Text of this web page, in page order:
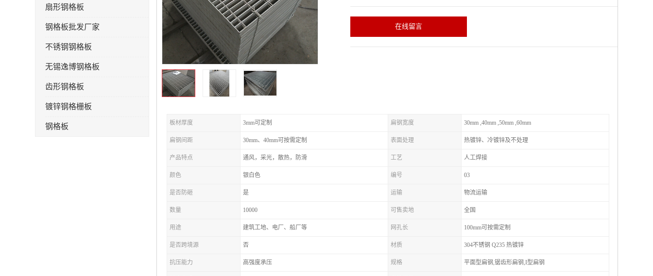
扇形钢格板
钢格板批发厂家
不锈钢钢格板
无锡逸博钢格板
齿形钢格板
镀锌钢格栅板
钢格板
在线留言
板材厚度 3mm可定制 扁钢宽度 30mm ,40mm ,50mm ,60mm
扁钢间距 30mm、40mm可按需定制 表面处理 热镀锌、冷镀锌及不处理
产品特点 通风，采光，散热，防滑 工艺 人工焊接
颜色 银白色 编号 03
是否防砸 是 运输 物流运输
数量 10000 可售卖地 全国
用途 建筑工地、电厂、船厂等 网孔长 100mm可按需定制
是否跨境源 否 材质 304不锈钢 Q235 热镀锌
抗压能力 高强度承压 规格 平面型扁钢,锯齿形扁钢,I型扁钢